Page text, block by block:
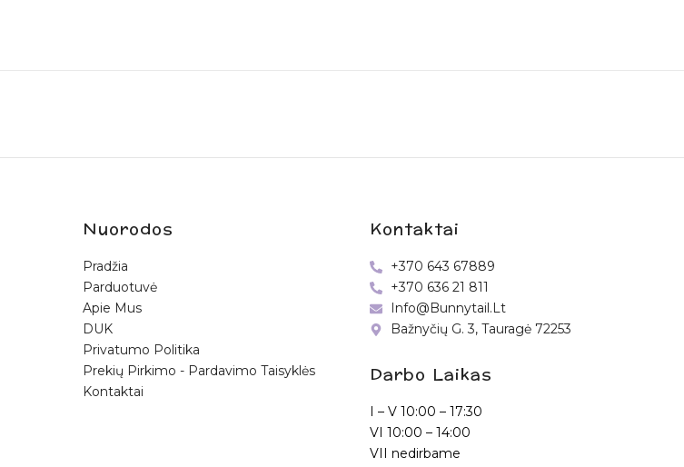
Nuorodos
Pradžia
Parduotuvė
Apie Mus
DUK
Privatumo Politika
Prekių Pirkimo - Pardavimo Taisyklės
Kontaktai
Kontaktai
+370 643 67889
+370 636 21 811
Info@bunnytail.lt
Bažnyčių G. 3, Tauragė 72253
Darbo Laikas
I – V 10:00 – 17:30
VI 10:00 – 14:00
VII nedirbame